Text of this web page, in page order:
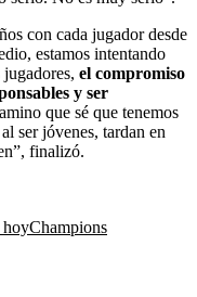
con cada jugador desde
estamos intentando
el compromiso
y ser
que sé que tenemos
ser jóvenes, tardan en
finalizó.
Champions